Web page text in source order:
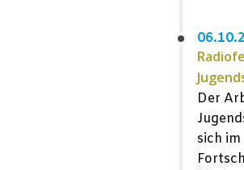
Der
sich im